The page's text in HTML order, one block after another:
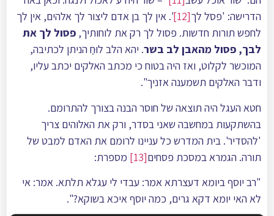
הדרישה: 'פסֺל לך[12]
'. אין לך בן אדם ליצור לך אלהים, אין לך
לחפש תורות חדשות. פסול לך רק את לוחותיך,פסול לך את
לבך, פסול מהאבן לב בשר. יהא הלב לוּחַ הניתן לכתיבה,
המוכשר לקלוט, ואז היה בטוח כי מכתב האלקים יכתב עליו,
ודבר האלקים תשמענה אזניך".
חטא העגל היה תוצאה של חוסר הבנה בצורך להתרומם.
בהשתקעות במחשבה שאני בסדר, ורק את האלוהים צריך
'להסדיר'. בית המדרש כל עניינו לרומם את האדם למבט של
תורה. הגמרא במסכת פסחים[13]
מספרת:
"רב יוסף ביומא דעצרתא אמר: עבדי לי עגלא תלתא. אמר: אי
לא האי יומא דקא גרים, כמה יוסף איכא בשוקא?".